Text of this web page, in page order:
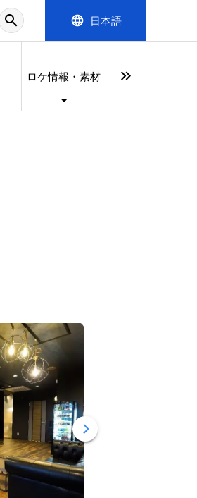
search language 日本語
ロケ情報・素材 keyboard_double_arrow_right